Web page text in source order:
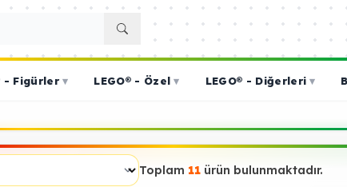
- Figürler ▾ LEGO® - Özel ▾ LEGO® - Diğerleri ▾
Toplam 11 ürün bulunmaktadır.